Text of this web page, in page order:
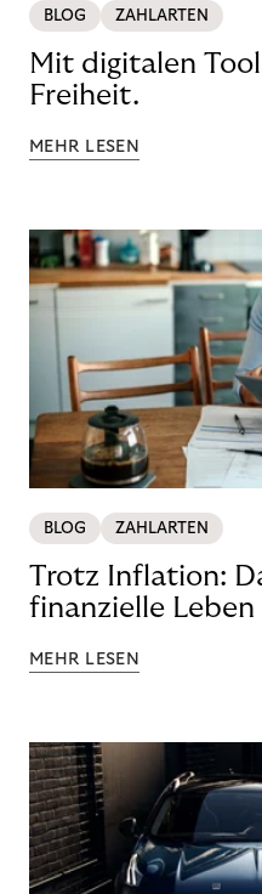
BLOG ZAHLARTEN
Mit digitalen
Freiheit.
MEHR LESEN
BLOG ZAHLARTEN
Trotz Inflation:
finanzielle
MEHR LESEN